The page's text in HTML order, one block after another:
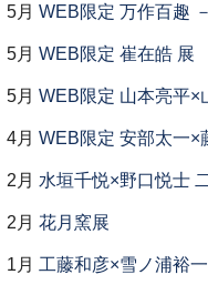
5月 WEB限定 万作百趣
5月 WEB限定 崔在皓 展
5月 WEB限定 山本亮平×
4月 WEB限定 安部太一×
2月 水垣千悦×野口悦士
2月 花月窯展
1月 工藤和彦×雪ノ浦裕